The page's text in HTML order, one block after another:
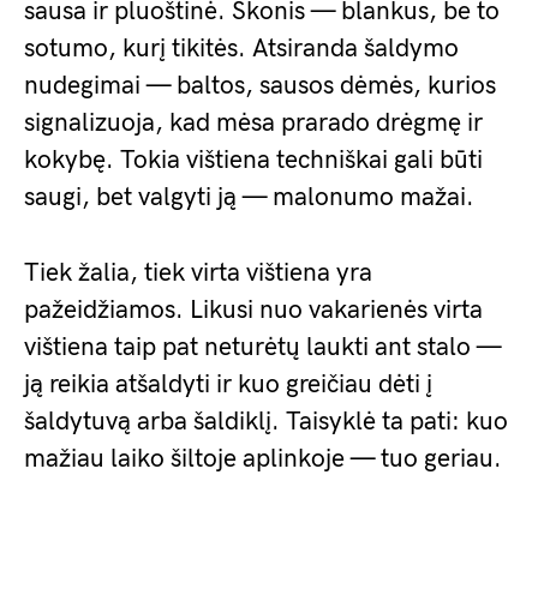
sausa ir pluoštinė. Skonis — blankus, be to
sotumo, kurį tikitės. Atsiranda šaldymo
nudegimai — baltos, sausos dėmės, kurios
signalizuoja, kad mėsa prarado drėgmę ir
kokybę. Tokia vištiena techniškai gali būti
saugi, bet valgyti ją — malonumo mažai.
Tiek žalia, tiek virta vištiena yra
pažeidžiamos. Likusi nuo vakarienės virta
vištiena taip pat neturėtų laukti ant stalo —
ją reikia atšaldyti ir kuo greičiau dėti į
šaldytuvą arba šaldiklį. Taisyklė ta pati: kuo
mažiau laiko šiltoje aplinkoje — tuo geriau.